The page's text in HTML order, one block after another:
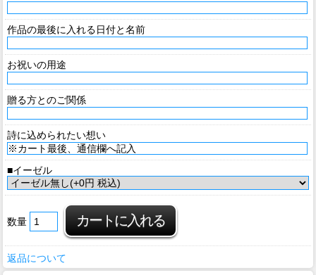
作品の最後に入れる日付と名前
お祝いの用途
贈る方とのご関係
詩に込められたい想い
■イーゼル
数量
返品について